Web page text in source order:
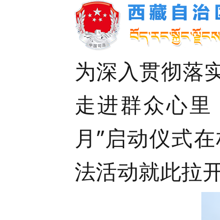
为深入贯彻落
走进群众心
月”启动仪式
法活动就此拉